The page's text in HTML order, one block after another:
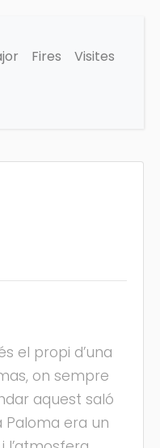
Fires
Visites
el propi d’una
on sempre
aquest saló
era un